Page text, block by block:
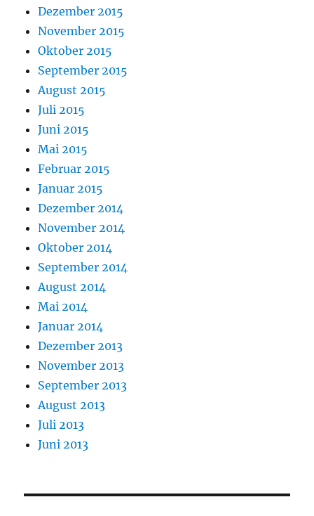
Dezember 2015
November 2015
Oktober 2015
September 2015
August 2015
Juli 2015
Juni 2015
Mai 2015
Februar 2015
Januar 2015
Dezember 2014
November 2014
Oktober 2014
September 2014
August 2014
Mai 2014
Januar 2014
Dezember 2013
November 2013
September 2013
August 2013
Juli 2013
Juni 2013